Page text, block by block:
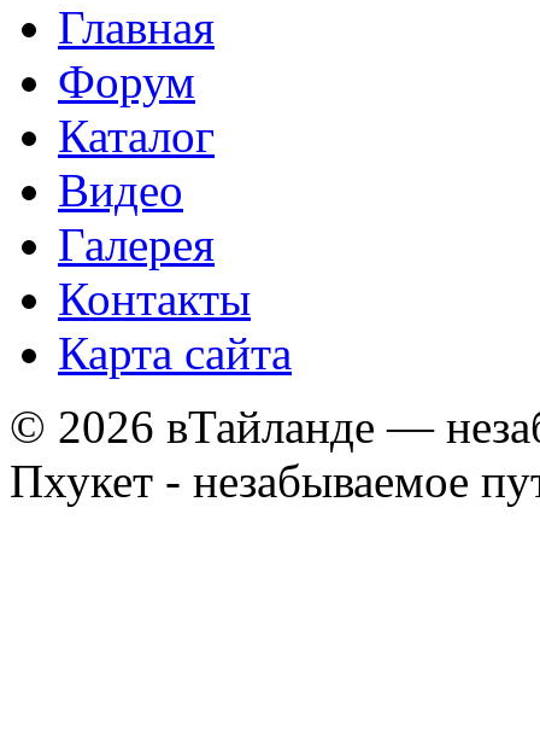
Главная
Форум
Каталог
Видео
Галерея
Контакты
Карта сайта
© 2026 вТайланде —
Пхукет - незабываемое